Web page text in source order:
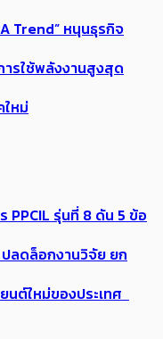
Trend” หนุนธุรกิจ
ารใช้พลังงานสูงสุด
หม่
PPCIL รุ่นที่ 8 ดัน 5 ข้อ
ลดล็อกงานวิจัย ยก
นต์ใหม่ของประเทศ